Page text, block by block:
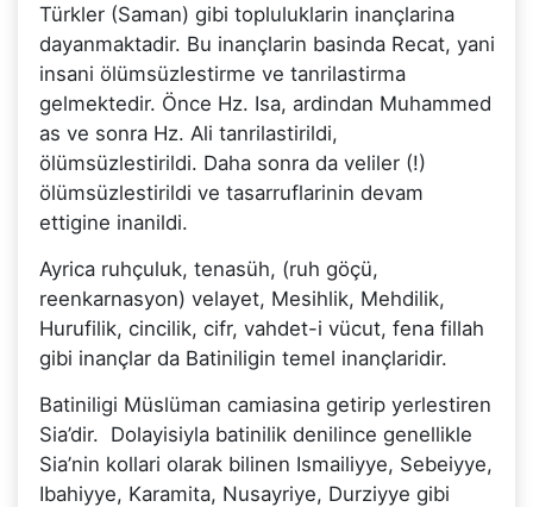
Türkler (Saman) gibi topluluklarin inançlarina
dayanmaktadir. Bu inançlarin basinda Recat, yani
insani ölümsüzlestirme ve tanrilastirma
gelmektedir. Önce Hz. Isa, ardindan Muhammed
as ve sonra Hz. Ali tanrilastirildi,
ölümsüzlestirildi. Daha sonra da veliler (!)
ölümsüzlestirildi ve tasarruflarinin devam
ettigine inanildi.
Ayrica ruhçuluk, tenasüh, (ruh göçü,
reenkarnasyon) velayet, Mesihlik, Mehdilik,
Hurufilik, cincilik, cifr, vahdet-i vücut, fena fillah
gibi inançlar da Batiniligin temel inançlaridir.
Batiniligi Müslüman camiasina getirip yerlestiren
Sia’dir. Dolayisiyla batinilik denilince genellikle
Sia’nin kollari olarak bilinen Ismailiyye, Sebeiyye,
Ibahiyye, Karamita, Nusayriye, Durziyye gibi